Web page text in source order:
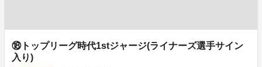
⑱トップリーグ時代1stジャージ(ライナーズ選手サイン
入り)